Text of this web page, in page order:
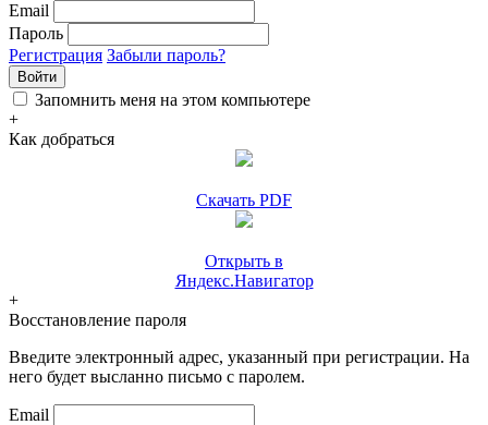
Email
Пароль
Регистрация Забыли пароль?
Войти
Запомнить меня на этом компьютере
+
Как добраться
Скачать PDF
Открыть в
Яндекс.Навигатор
+
Восстановление пароля
Введите электронный адрес, указанный при регистрации. На
него будет высланно письмо с паролем.
Email